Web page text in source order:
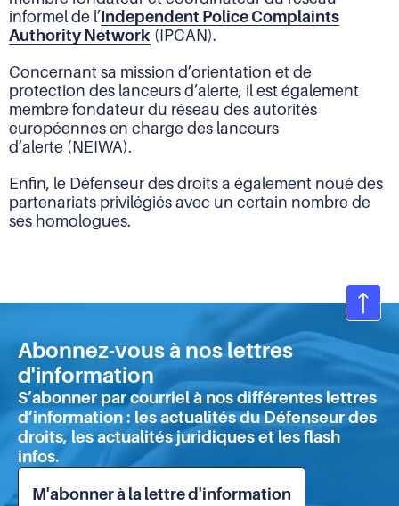
informel de l’ Independent Police Complaints
Authority Network (IPCAN).
Concernant sa mission d’orientation et de
protection des lanceurs d’alerte, il est également
membre fondateur du réseau des autorités
européennes en charge des lanceurs
d’alerte (NEIWA).
Enfin, le Défenseur des droits a également noué des
partenariats privilégiés avec un certain nombre de
ses homologues.
de
Abonnez-vous à nos lettres
d'information
S’abonner par courriel à nos différentes lettres
d’information : les actualités du Défenseur des
droits, les actualités juridiques et les flash
infos.
M'abonner à la lettre d'information